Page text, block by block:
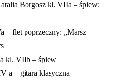
Borgosz kl. VIIa – śpiew:
– flet poprzeczny: „Marsz
kl. VIIb – śpiew
a – gitara klasyczna